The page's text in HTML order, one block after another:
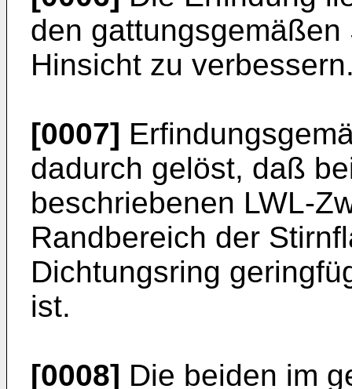
den
Hinsicht zu
[0007]
dadurch gelöst, daß
beschriebenen LWL-
Randbereich der
Dichtungsring
ist.
[0008] Die beiden im